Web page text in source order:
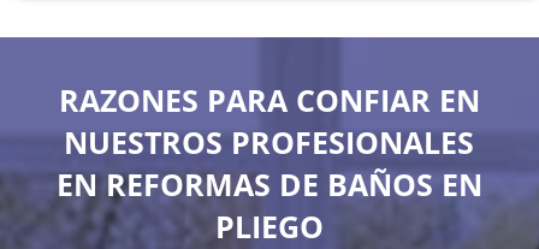
RAZONES PARA CONFIAR EN
NUESTROS PROFESIONALES
EN REFORMAS DE BAÑOS EN
PLIEGO